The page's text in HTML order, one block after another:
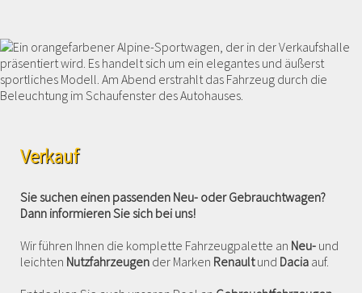
Verkauf
Sie suchen einen passenden Neu- oder Gebrauchtwagen?
Dann informieren Sie sich bei uns!
Wir führen Ihnen die komplette Fahrzeugpalette an Neu- und
leichten Nutzfahrzeugen der Marken Renaultund Dacia auf.